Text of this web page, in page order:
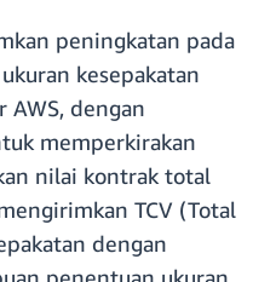
peningkatan pada
kesepakatan
AWS, dengan
memperkirakan
nilai kontrak total
TCV (Total
dengan